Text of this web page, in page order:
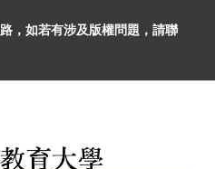
，如若有涉及版權問題 ，請聯